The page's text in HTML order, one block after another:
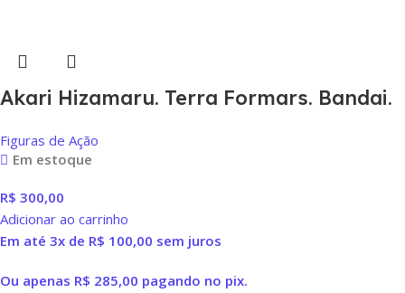
Akari Hizamaru. Terra Formars. Bandai.
Figuras de Ação
Em estoque
R$ 300,00
Adicionar ao carrinho
Em até 3x de R$ 100,00 sem juros
Ou apenas R$ 285,00 pagando no pix.